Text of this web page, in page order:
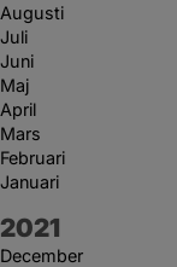
Augusti
Juli
Juni
Maj
April
Mars
Februari
Januari
År:
2021
December